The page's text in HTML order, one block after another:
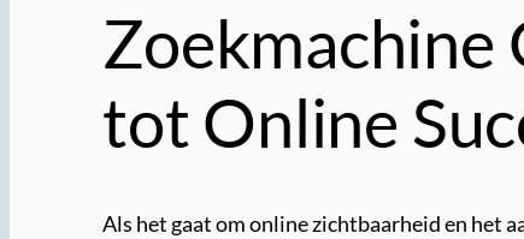
Zoekmachine
tot Online
Als het gaat om online zichtbaarheid en het